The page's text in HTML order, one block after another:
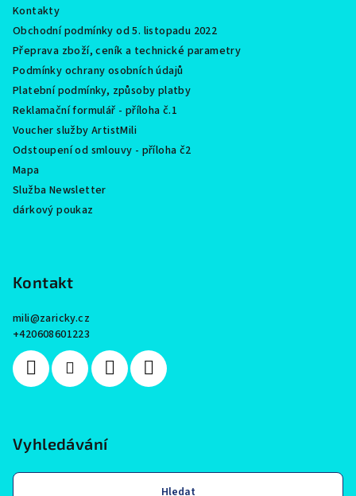
Kontakty
Obchodní podmínky od 5. listopadu 2022
Přeprava zboží, ceník a technické parametry
Podmínky ochrany osobních údajů
Platební podmínky, způsoby platby
Reklamační formulář - příloha č.1
Voucher služby ArtistMili
Odstoupení od smlouvy - příloha č2
Mapa
Služba Newsletter
dárkový poukaz
Kontakt
mili@zaricky.cz
+420608601223
Vyhledávání
Hledat